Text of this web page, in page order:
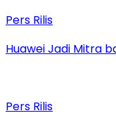
Pers Rilis
Huawei Jadi Mitra
Pers Rilis